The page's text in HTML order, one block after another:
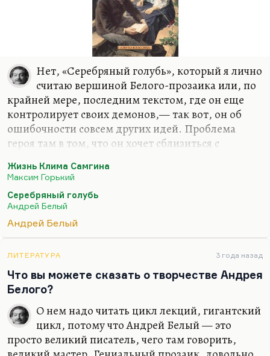
Нет, «Серебряный голубь», который я лично
считаю вершиной Белого-прозаика или, по
крайней мере, последним текстом, где он еще
контролирует своих демонов,— так вот, он об
ошибочности совсем других идей. Проблема
героя там в том, что он хочет сблизиться с
его к прекрасной, страшной, рыжей, грязной,
синеглазой жене главного сектанта, столяра,—
это любовь скорее умозрительная, теоретическая.
Не то чтобы она его чем-то пленила, он просто
видит воплощение в ней неких сил. Вообще
автопортрет. Весьма неслучайна его фамилия,
связывающая его с Дарьяльским ущельем. Он
действительно такое скорее ущелье, бездна,…
Жизнь Клима Самгина
Максим Горький
Серебряный голубь
Андрей Белый
Андрей Белый
ЛИТЕРАТУРА 3 года назад
Что вы можете сказать о творчестве Андрея
Белого?
О нем надо читать цикл лекций, гигантский
цикл, потому что Андрей Белый — это
просто великий писатель, чего там говорить,